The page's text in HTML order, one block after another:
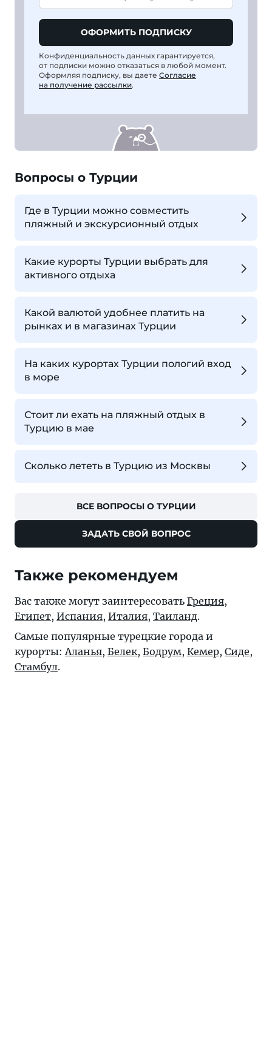
ОФОРМИТЬ ПОДПИСКУ
Конфиденциальность данных гарантируется,
от подписки можно отказаться в любой момент.
Оформляя подписку, вы даете Согласие
на получение рассылки.
Вопросы о Турции
Где в Турции можно совместить
пляжный и экскурсионный отдых
Какие курорты Турции выбрать для
активного отдыха
Какой валютой удобнее платить на
рынках и в магазинах Турции
На каких курортах Турции пологий вход
в море
Стоит ли ехать на пляжный отдых в
Турцию в мае
Сколько лететь в Турцию из Москвы
ВСЕ ВОПРОСЫ О ТУРЦИИ
ЗАДАТЬ СВОЙ ВОПРОС
Также рекомендуем
Вас также могут заинтересовать Греция,
Египет, Испания, Италия, Таиланд.
Самые популярные турецкие города и
курорты: Аланья, Белек, Бодрум, Кемер, Сиде,
Стамбул.